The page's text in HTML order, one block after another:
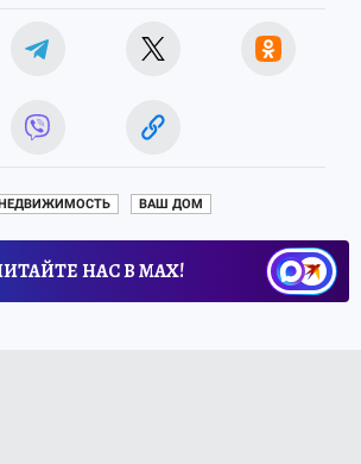
ВАШ ДОМ
НАС В МАХ!